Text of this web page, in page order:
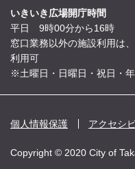
いきいき広場開庁時間
平日 9時00分から16時
窓口業務以外の施設利用
利用可
※土曜日・日曜日・祝日・
個人情報保護 アクセシ
Copyright © 2020 City of